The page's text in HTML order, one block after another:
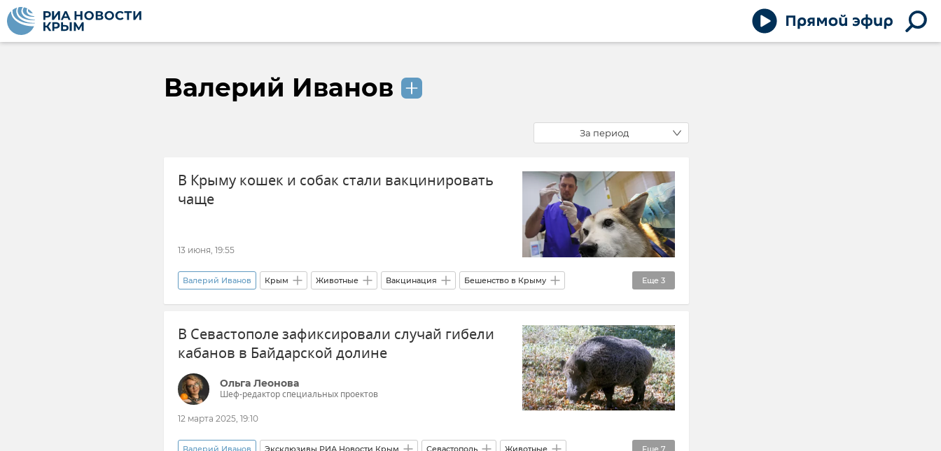
Валерий Иванов
За период
В Крыму кошек и собак стали вакцинировать
чаще
13 июня, 19:55
Еще 3
Валерий Иванов Крым Животные Вакцинация Бешенство в Крыму
Новости Крыма Госкомитет ветеринарии Республики Крым Ветеринария
В Севастополе зафиксировали случай гибели
кабанов в Байдарской долине
Ольга Леонова
Шеф-редактор специальных проектов
12 марта 2025, 19:10
Еще 7
Валерий Иванов Эксклюзивы РИА Новости Крым Севастополь Животные